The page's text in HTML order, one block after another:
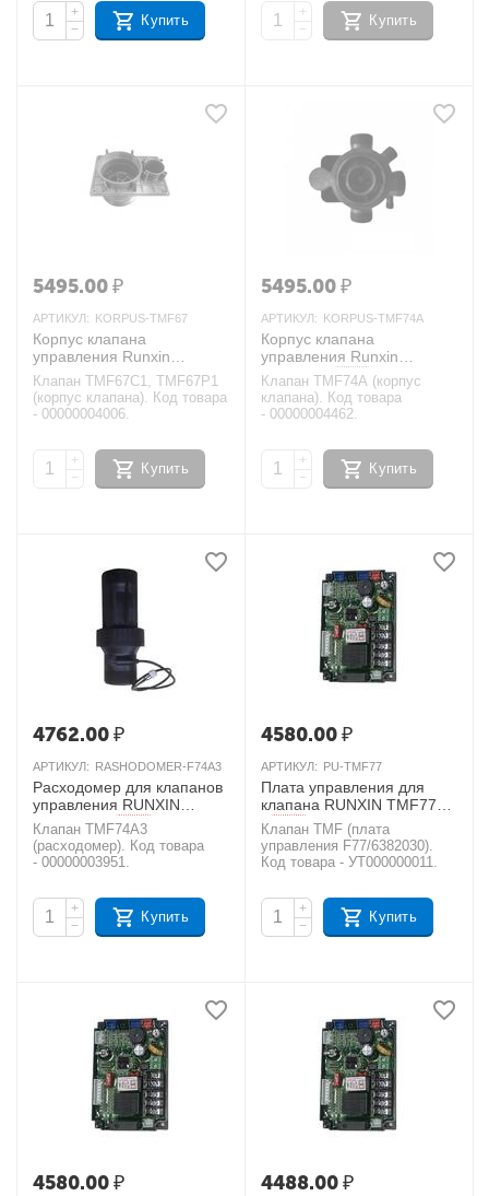
+
−
Купить
+
−
Купить
5495.00₽
АРТИКУЛ: KORPUS-TMF67
Корпус клапана
управления Runxin
TMF67C1, TMF67P1
Клапан TMF67C1, TMF67P1
(корпус клапана). Код товара
- 00000004006.
+
−
Купить
5495.00₽
АРТИКУЛ: KORPUS-TMF74A
Корпус клапана
управления Runxin
TMF74A
AКЦИЯ
Клапан TMF74A (корпус
клапана). Код товара
- 00000004462.
+
−
Купить
4762.00₽
АРТИКУЛ: RASHODOMER-F74A3
Расходомер для клапанов
управления RUNXIN
TMF74A3
AКЦИЯ
Клапан TMF74A3
(расходомер). Код товара
- 00000003951.
+
−
Купить
4580.00₽
АРТИКУЛ: PU-TMF77
Плата управления для
клапана RUNXIN TMF77
Клапан TMF (плата
управления F77/6382030).
Код товара - УТ000000011.
+
−
Купить
4580.00₽ 4488.00₽